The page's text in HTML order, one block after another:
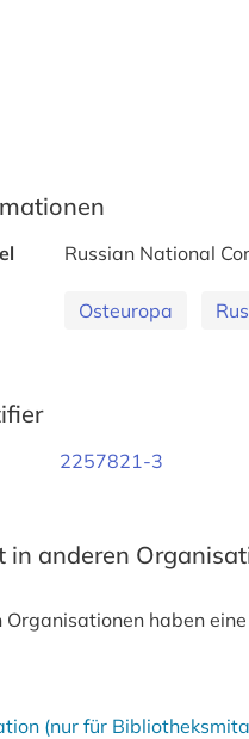
Russian National
Osteuropa
2257821-3
in anderen
Organisationen haben
(nur für